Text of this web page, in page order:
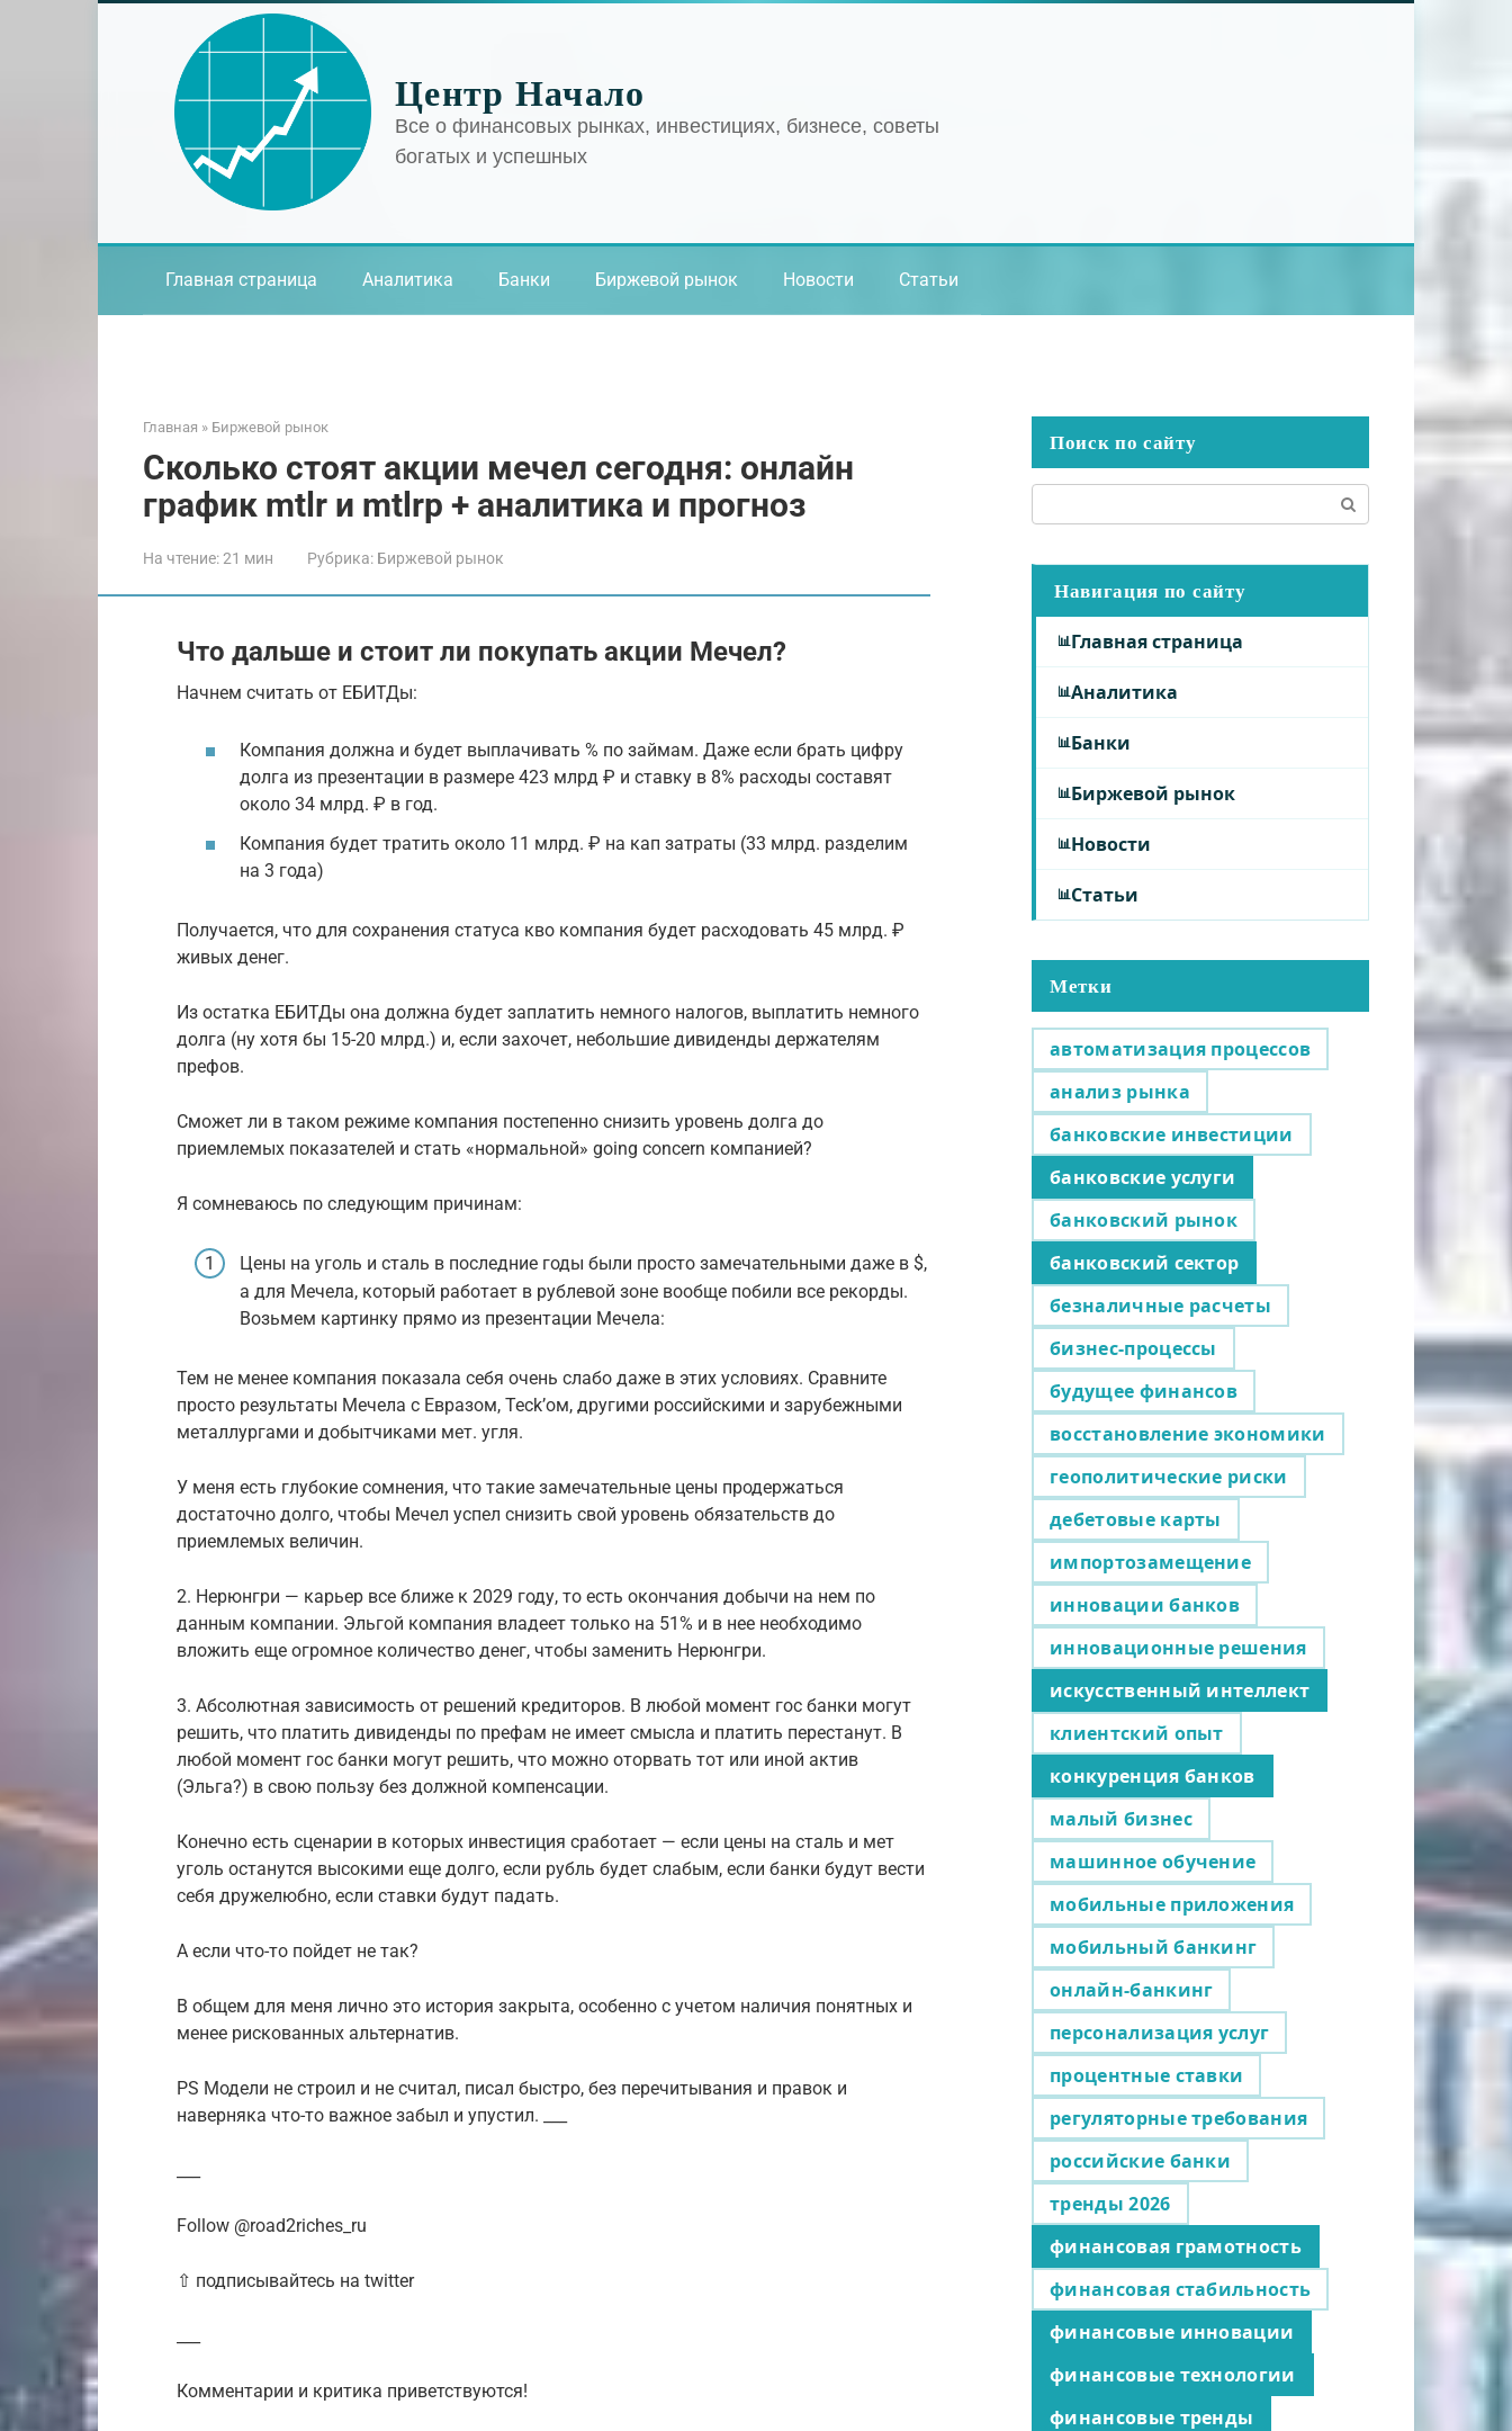
Центр Начало
Все о финансовых рынках, инвестициях, бизнесе, советы
богатых и успешных
Главная страница Аналитика Банки Биржевой рынок Новости Статьи
Главная » Биржевой рынок
Сколько стоят акции мечел сегодня: онлайн
график mtlr и mtlrp + аналитика и прогноз
На чтение:21 мин Рубрика: Биржевой рынок
Что дальше и стоит ли покупать акции Мечел?
Начнем считать от ЕБИТДы:
Компания должна и будет выплачивать % по займам. Даже если брать цифру
долга из презентации в размере 423 млрд ₽ и ставку в 8% расходы составят
около 34 млрд. ₽ в год.
Компания будет тратить около 11 млрд. ₽ на кап затраты (33 млрд. разделим
на 3 года)
Получается, что для сохранения статуса кво компания будет расходовать 45 млрд. ₽
живых денег.
Из остатка ЕБИТДы она должна будет заплатить немного налогов, выплатить немного
долга (ну хотя бы 15-20 млрд.) и, если захочет, небольшие дивиденды держателям
префов.
Сможет ли в таком режиме компания постепенно снизить уровень долга до
приемлемых показателей и стать «нормальной» going concern компанией?
Я сомневаюсь по следующим причинам:
Цены на уголь и сталь в последние годы были просто замечательными даже в $,
а для Мечела, который работает в рублевой зоне вообще побили все рекорды.
Возьмем картинку прямо из презентации Мечела:
Тем не менее компания показала себя очень слабо даже в этих условиях. Сравните
просто результаты Мечела с Евразом, Teck’ом, другими российскими и зарубежными
металлургами и добытчиками мет. угля.
У меня есть глубокие сомнения, что такие замечательные цены продержаться
достаточно долго, чтобы Мечел успел снизить свой уровень обязательств до
приемлемых величин.
2. Нерюнгри — карьер все ближе к 2029 году, то есть окончания добычи на нем по
данным компании. Эльгой компания владеет только на 51% и в нее необходимо
вложить еще огромное количество денег, чтобы заменить Нерюнгри.
3. Абсолютная зависимость от решений кредиторов. В любой момент гос банки могут
решить, что платить дивиденды по префам не имеет смысла и платить перестанут. В
любой момент гос банки могут решить, что можно оторвать тот или иной актив
(Эльга?) в свою пользу без должной компенсации.
Конечно есть сценарии в которых инвестиция сработает — если цены на сталь и мет
уголь останутся высокими еще долго, если рубль будет слабым, если банки будут вести
себя дружелюбно, если ставки будут падать.
А если что-то пойдет не так?
В общем для меня лично это история закрыта, особенно с учетом наличия понятных и
менее рискованных альтернатив.
PS Модели не строил и не считал, писал быстро, без перечитывания и правок и
наверняка что-то важное забыл и упустил. ___
Follow @road2riches_ru
⇧ подписывайтесь на twitter
Комментарии и критика приветствуются!
Поиск по сайту
Навигация по сайту
Главная страница
Аналитика
Банки
Биржевой рынок
Новости
Статьи
Метки
автоматизация процессов
анализ рынка
банковские инвестиции
банковские услуги
банковский рынок
банковский сектор
безналичные расчеты
бизнес-процессы
будущее финансов
восстановление экономики
геополитические риски
дебетовые карты
импортозамещение
инновации банков
инновационные решения
искусственный интеллект
клиентский опыт
конкуренция банков
малый бизнес
машинное обучение
мобильные приложения
мобильный банкинг
онлайн-банкинг
персонализация услуг
процентные ставки
регуляторные требования
российские банки
тренды 2026
финансовая грамотность
финансовая стабильность
финансовые инновации
финансовые технологии
финансовые тренды